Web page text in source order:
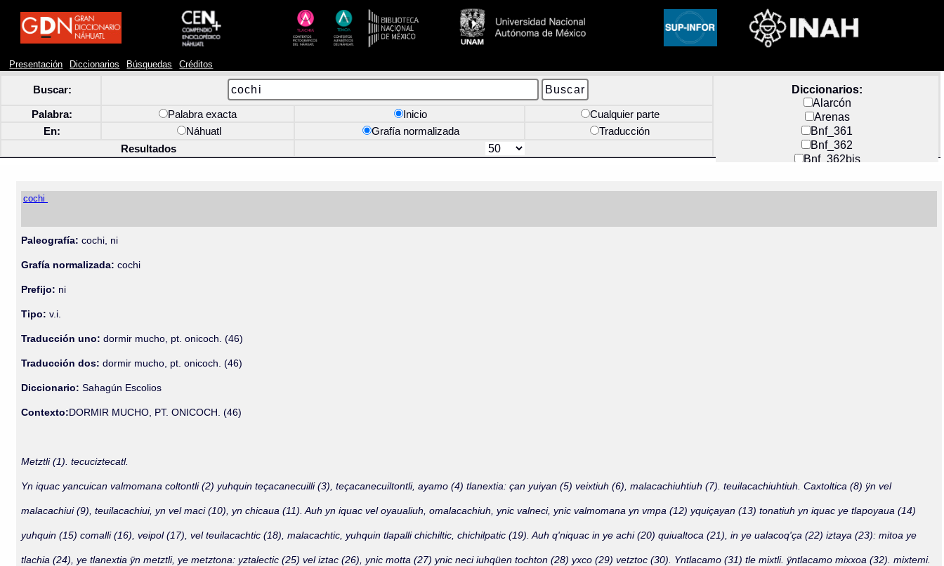
Presentación Diccionarios Búsquedas Créditos
Buscar:
Diccionarios:
Alarcón
Arenas
Bnf_361
Bnf_362
Bnf_362bis
Docs_México
Palabra: Palabra exacta Inicio
Cualquier parte
En:
Náhuatl Grafía normalizada
Traducción
Resultados
cochi
Paleografía: cochi, ni
Grafía normalizada: cochi
Prefijo: ni
Tipo: v.i.
Traducción uno: dormir mucho, pt. onicoch. (46)
Traducción dos: dormir mucho, pt. onicoch. (46)
Diccionario:Sahagún Escolios
Contexto:DORMIR MUCHO, PT. ONICOCH. (46)
Metztli (1). tecuciztecatl.
Yn iquac yancuican valmomana coltontli (2) yuhquin teçacanecuilli (3), teçacanecuiltontli, ayamo (4) tlanextia: çan yuiyan (5) veixtiuh (6), malacachiuhtiuh (7). teuilacachiuhtiuh. Caxtoltica (8) ÿn vel
malacachiui (9), teuilacachiui, yn vel maci (10), yn chicaua (11). Auh yn iquac vel oyaualiuh, omalacachiuh, ynic valneci, ynic valmomana yn vmpa (12) yquiçayan (13) tonatiuh yn iquac ye tlapoyaua (14)
yuhquin (15) comalli (16), veipol (17), vel teuilacachtic (18), malacachtic, yuhquin tlapalli chichiltic, chichilpatic (19). Auh q'niquac in ye achi (20) quiualtoca (21), in ye ualacoq'ça (22) iztaya (23): mitoa ye
tlachia (24), ye tlanextia ÿn metztli, ye metztona: yztalectic (25) vel iztac (26), ynic motta (27) ynic neci iuhqüen tochton (28) yxco (29) vetztoc (30). Yntlacamo (31) tle mixtli. ÿntlacamo mixxoa (32). mixtemi.